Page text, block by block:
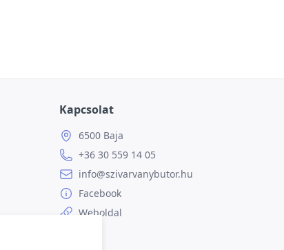
Kapcsolat
6500 Baja
+36 30 559 14 05
info@szivarvanybutor.hu
Facebook
Weboldal